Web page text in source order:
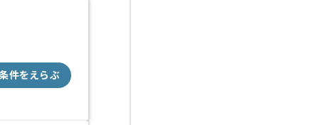
件をえらぶ